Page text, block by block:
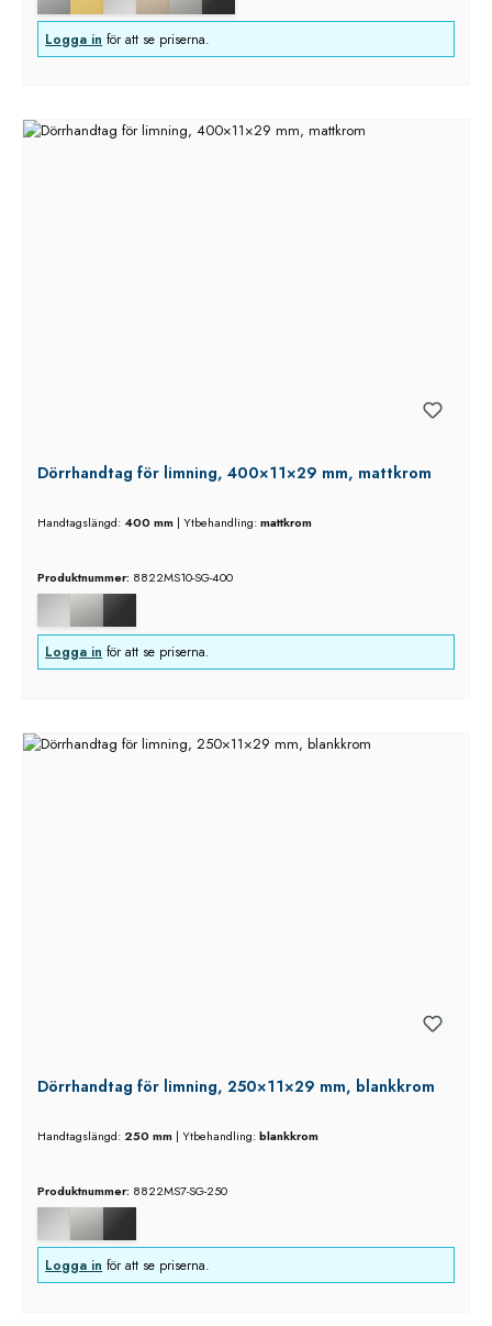
Logga in för att se priserna.
Dörrhandtag för limning, 400×11×29 mm, mattkrom
Handtagslängd: 400 mm | Ytbehandling:mattkrom
Produktnummer: 8822MS10-SG-400
Logga in för att se priserna.
Dörrhandtag för limning, 250×11×29 mm, blankkrom
Handtagslängd: 250 mm | Ytbehandling:blankkrom
Produktnummer: 8822MS7-SG-250
Logga in för att se priserna.